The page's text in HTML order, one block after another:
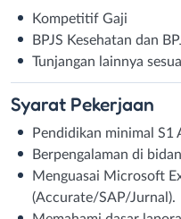
Kompetitif Gaji
BPJS Kesehatan dan
Tunjangan lainnya
Syarat Pekerjaan
Pendidikan minimal S1
Berpengalaman di
Menguasai Microsoft
(Accurate/SAP/Jurnal).